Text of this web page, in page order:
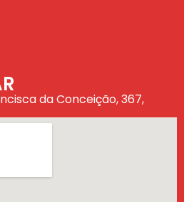
da Conceição, 367,